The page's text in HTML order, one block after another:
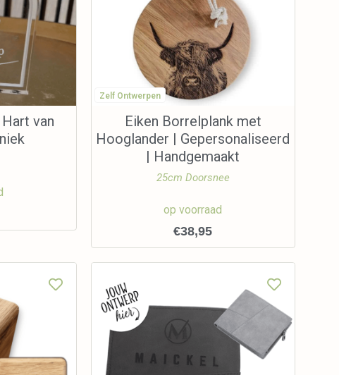
van
Zelf Ontwerpen
Eiken Borrelplank met
Hooglander | Gepersonaliseerd
| Handgemaakt
25cm Doorsnee
op voorraad
€38,95